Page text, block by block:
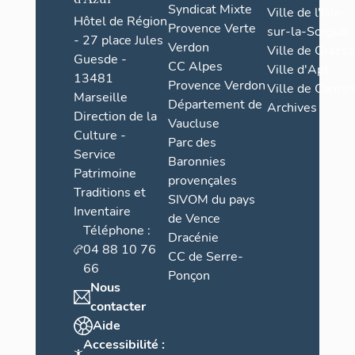
Hôtel de Région
- 27 place Jules
Guesde -
13481
Marseille
Direction de la
Culture -
Service
Patrimoine
Traditions et
Inventaire
Téléphone :
04 88 10 76
66
Nous
contacter
Aide
Accessibilité :
Syndicat Mixte
Provence Verte
Verdon
CC Alpes
Provence Verdon
Département de
Vaucluse
Parc des
Baronnies
provençales
SIVOM du pays
de Vence
Dracénie
CC de Serre-
Ponçon
Ville de l'Isle-
sur-la-Sorgue
Ville de Grasse
Ville d'Apt
Ville de
Archives